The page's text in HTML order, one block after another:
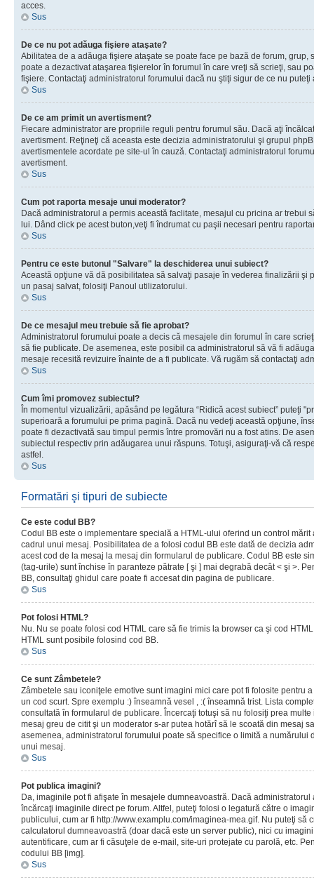
acces.
Sus
De ce nu pot adăuga fişiere ataşate?
Abilitatea de a adăuga fişiere ataşate se poate face pe bază de forum, grup,
poate a dezactivat ataşarea fişierelor în forumul în care vreţi să scrieţi, sau
fişiere. Contactaţi administratorul forumului dacă nu ştiţi sigur de ce nu
Sus
De ce am primit un avertisment?
Fiecare administrator are propriile reguli pentru forumul său. Dacă aţi
avertisment. Reţineţi că aceasta este decizia administratorului şi grupul
avertismentele acordate pe site-ul în cauză. Contactaţi administratorul
avertisment.
Sus
Cum pot raporta mesaje unui moderator?
Dacă administratorul a permis această faclitate, mesajul cu pricina ar trebui
lui. Dând click pe acest buton,veţi fi îndrumat cu paşii necesari pentru
Sus
Pentru ce este butonul "Salvare" la deschiderea unui subiect?
Această opţiune vă dă posibilitatea să salvaţi pasaje în vederea finalizării şi
un pasaj salvat, folosiţi Panoul utilizatorului.
Sus
De ce mesajul meu trebuie să fie aprobat?
Administratorul forumului poate a decis că mesajele din forumul în care
să fie publicate. De asemenea, este posibil ca administratorul să vă fi
mesaje recesită revizuire înainte de a fi publicate. Vă rugăm să contactaţi
Sus
Cum îmi promovez subiectul?
În momentul vizualizării, apăsând pe legătura “Ridică acest subiect” puteţi
superioară a forumului pe prima pagină. Dacă nu vedeţi această opţiune,
poate fi dezactivată sau timpul permis între promovări nu a fost atins. De
subiectul respectiv prin adăugarea unui răspuns. Totuşi, asiguraţi-vă că
astfel.
Sus
Formatări şi tipuri de subiecte
Ce este codul BB?
Codul BB este o implementare specială a HTML-ului oferind un control
cadrul unui mesaj. Posibilitatea de a folosi codul BB este dată de decizia
acest cod de la mesaj la mesaj din formularul de publicare. Codul BB este
(tag-urile) sunt închise în paranteze pătrate [ şi ] mai degrabă decât < şi >.
BB, consultaţi ghidul care poate fi accesat din pagina de publicare.
Sus
Pot folosi HTML?
Nu. Nu se poate folosi cod HTML care să fie trimis la browser ca şi cod
HTML sunt posibile folosind cod BB.
Sus
Ce sunt Zâmbetele?
Zâmbetele sau iconiţele emotive sunt imagini mici care pot fi folosite pentru
un cod scurt. Spre exemplu :) înseamnă vesel , :( înseamnă trist. Lista
consultată în formularul de publicare. Încercaţi totuşi să nu folosiţi prea
mesaj greu de citit şi un moderator s-ar putea hotărî să le scoată din mesaj
asemenea, administratorul forumului poate să specifice o limită a numărului
unui mesaj.
Sus
Pot publica imagini?
Da, imaginile pot fi afişate în mesajele dumneavoastră. Dacă
încărcaţi imaginile direct pe forum. Altfel, puteţi folosi o legatură către o
publicului, cum ar fi http://www.examplu.com/imaginea-mea.gif. Nu puteţi să
calculatorul dumneavoastră (doar dacă este un server public), nici cu
autentificare, cum ar fi căsuţele de e-mail, site-uri protejate cu parolă, etc.
codului BB [img].
Sus